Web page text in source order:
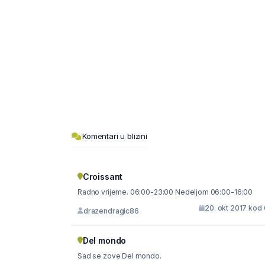
Komentari u blizini
Croissant
Radno vrijeme. 06:00-23:00 Nedeljom 06:00-16:00
drazendragic86 20. okt 2017 kod
Del mondo
Sad se zove Del mondo.